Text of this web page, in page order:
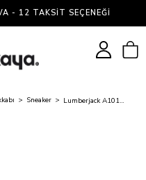
- 12 TAKSIT SEÇENEĞI
Sneaker Lumberjack A10149770612010 4M Dora 4Fx K Gri Erkek Sneaker Ayakkabı